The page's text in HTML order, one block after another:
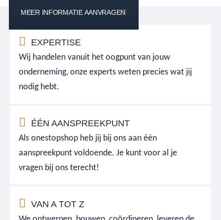
MEER INFORMATIE AANVRAGEN
EXPERTISE
Wij handelen vanuit het oogpunt van jouw
onderneming, onze experts weten precies wat jij
nodig hebt.
ÉÉN AANSPREEKPUNT
Als onestopshop heb jij bij ons aan één
aanspreekpunt voldoende. Je kunt voor al je
vragen bij ons terecht!
VAN A TOT Z